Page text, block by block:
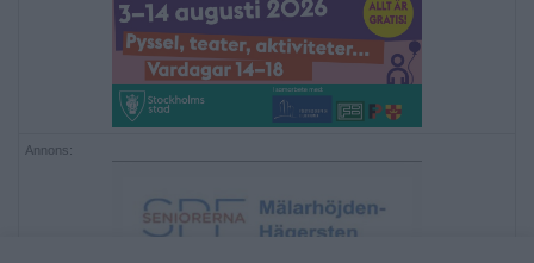
Annons: